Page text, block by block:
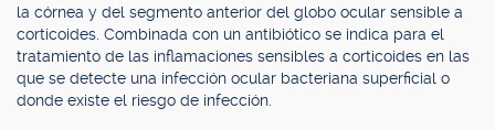
la córnea y del segmento anterior del globo ocular sensible a
corticoides. Combinada con un antibiótico se indica para el
tratamiento de las inflamaciones sensibles a corticoides en las
que se detecte una infección ocular bacteriana superficial o
donde existe el riesgo de infección.